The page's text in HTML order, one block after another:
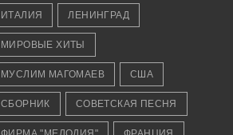
ИТАЛИЯ ЛЕНИНГРАД
МИРОВЫЕ ХИТЫ
МУСЛИМ МАГОМАЕВ США
СБОРНИК СОВЕТСКАЯ ПЕСНЯ